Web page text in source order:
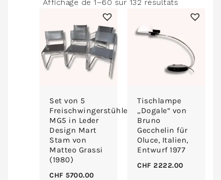
Affichage de 1–60 sur 132 résultats
plus
ancien
Set von 5
Freischwingerstühlen
MG5 in Leder
Design Mart
Stam von
Matteo Grassi
(1980)
CHF 5700.00
Tischlampe
„Dogale“ von
Bruno
Gecchelin für
Oluce, Italien,
Entwurf 1977
CHF 2222.00